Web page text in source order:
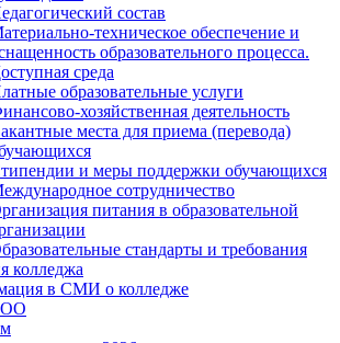
состав
техническое обеспечение и
образовательного процесса.
среда
образовательные услуги
хозяйственная деятельность
места для приема (перевода)
и меры поддержки обучающихся
сотрудничество
питания в образовательной
стандарты и требования
колледжа
в СМИ о колледже
ОО